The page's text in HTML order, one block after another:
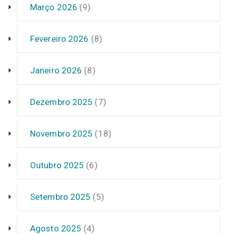
Março 2026 (9)
Fevereiro 2026 (8)
Janeiro 2026 (8)
Dezembro 2025 (7)
Novembro 2025 (18)
Outubro 2025 (6)
Setembro 2025 (5)
Agosto 2025 (4)